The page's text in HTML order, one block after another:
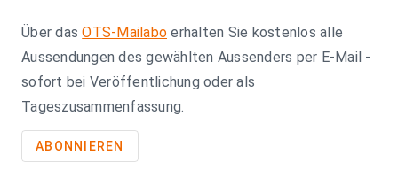
Über dasOTS-Mailabo erhalten Sie kostenlos alle
Aussendungen des gewählten Aussenders per E-Mail -
sofort bei Veröffentlichung oder als
Tageszusammenfassung.
ABONNIEREN